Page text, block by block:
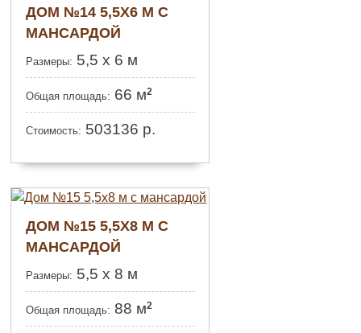
ДОМ №14 5,5Х6 М С
МАНСАРДОЙ
Размеры: 5,5 х 6 м
Общая площадь: 66 м2
Стоимость: 503136 р.
ДОМ №15 5,5Х8 М С
МАНСАРДОЙ
Размеры: 5,5 х 8 м
Общая площадь: 88 м2